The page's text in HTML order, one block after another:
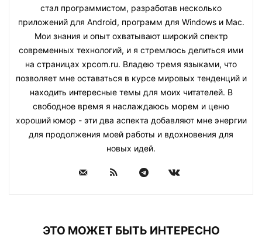
стал программистом, разработав несколько
приложений для Android, программ для Windows и Mac.
Мои знания и опыт охватывают широкий спектр
современных технологий, и я стремлюсь делиться ими
на страницах xpcom.ru. Владею тремя языками, что
позволяет мне оставаться в курсе мировых тенденций и
находить интересные темы для моих читателей. В
свободное время я наслаждаюсь морем и ценю
хороший юмор - эти два аспекта добавляют мне энергии
для продолжения моей работы и вдохновения для
новых идей.
ЭТО МОЖЕТ БЫТЬ ИНТЕРЕСНО